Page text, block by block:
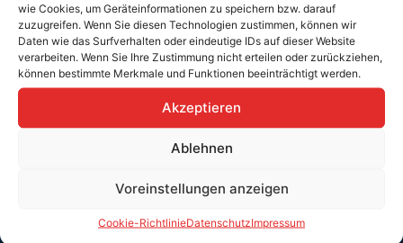
wie Cookies, um Geräteinformationen zu speichern bzw. darauf
zuzugreifen. Wenn Sie diesen Technologien zustimmen, können wir
Daten wie das Surfverhalten oder eindeutige IDs auf dieser Website
verarbeiten. Wenn Sie Ihre Zustimmung nicht erteilen oder zurückziehen,
können bestimmte Merkmale und Funktionen beeinträchtigt werden.
Akzeptieren
Ablehnen
Voreinstellungen anzeigen
Cookie-RichtlinieDatenschutzImpressum
Service & Hilfe
Kontakt